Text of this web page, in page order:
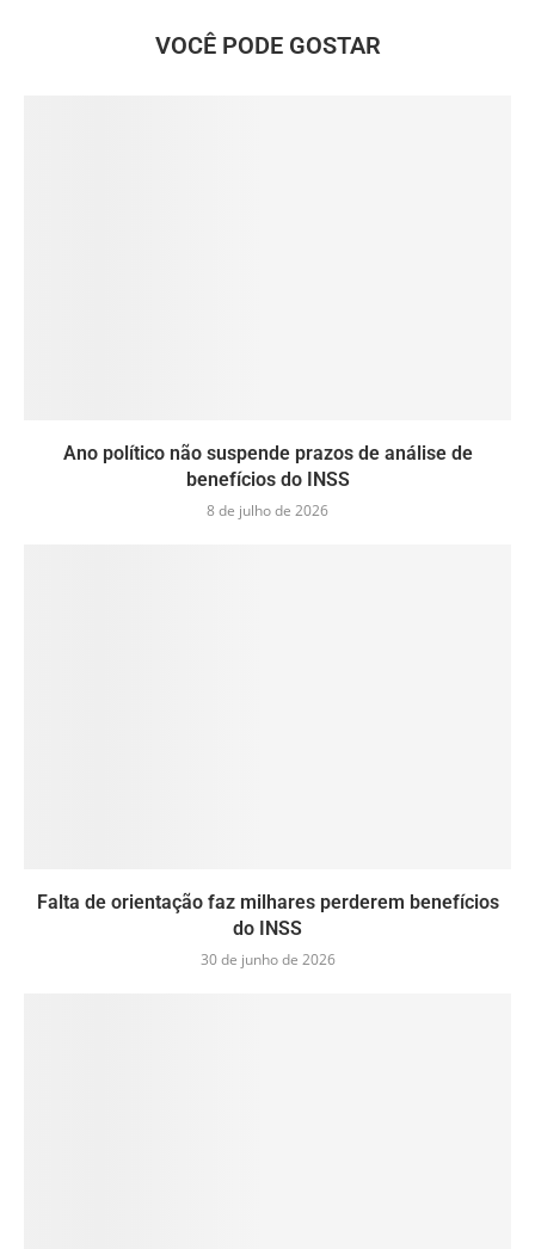
VOCÊ PODE GOSTAR
Ano político não suspende prazos de análise de
benefícios do INSS
8 de julho de 2026
Falta de orientação faz milhares perderem benefícios
do INSS
30 de junho de 2026